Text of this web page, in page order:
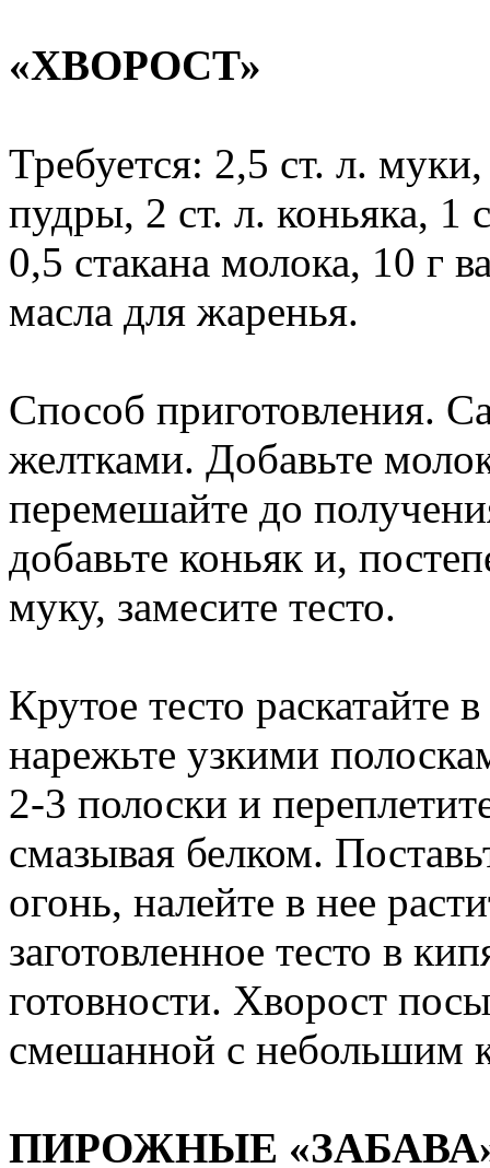
«ХВОРОСТ»
Требуется: 2,5 ст. л.
пудры, 2 ст. л. коньяка, 1
0,5 стакана молока, 10 г
масла для жаренья.
Способ приготовления.
желтками. Добавьте
перемешайте до
добавьте коньяк и,
муку, замесите тесто.
Крутое тесто раскатайте
нарежьте узкими
2-3 полоски и
смазывая белком.
огонь, налейте в нее
заготовленное тесто в
готовности. Хворост
смешанной с небольшим
ПИРОЖНЫЕ